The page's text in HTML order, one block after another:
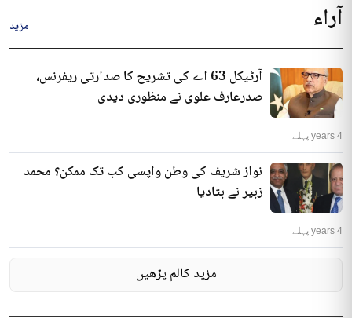
آراء مزید
آرٹیکل 63 اے کی تشریح کا صدارتی ریفرنس،
صدرعارف علوی نے منظوری دیدی
4 years پہلے
نواز شریف کی وطن واپسی کب تک ممکن؟ محمد
زبیر نے بتادیا
4 years پہلے
مزید کالم پڑھیں